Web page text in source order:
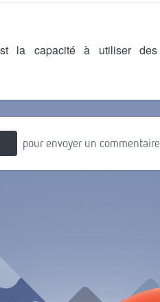
la capacité à utiliser des
pour envoyer un commentaire